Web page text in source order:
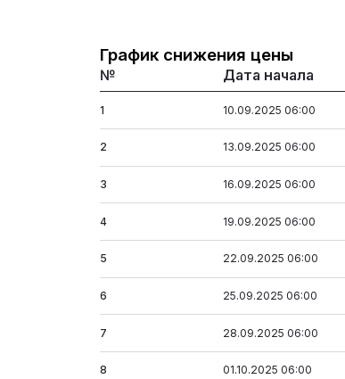
График снижения цены
№ Дата начала
1 10.09.2025 06:00
2 13.09.2025 06:00
3 16.09.2025 06:00
4 19.09.2025 06:00
5 22.09.2025 06:00
6 25.09.2025 06:00
7 28.09.2025 06:00
8 01.10.2025 06:00